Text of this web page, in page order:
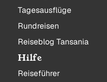
Tagesausflüge
Rundreisen
Reiseblog Tansania
Hilfe
Reiseführer